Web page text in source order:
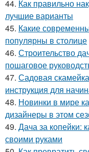
44. Как правильно
лучшие варианты
45. Какие
популярны в столице
46. Строительство
пошаговое
47. Садовая
инструкция для
48. Новинки в мире
дизайнеры в этом
49. Дача за копейки:
своими руками